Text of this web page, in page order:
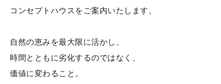
コンセプトハウスをご案内いたします。
自然の恵みを最大限に活かし、
時間とともに劣化するのではなく、
価値に変わること。